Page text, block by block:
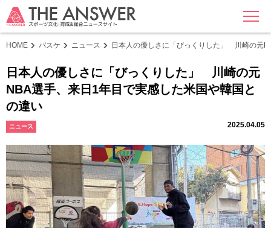
MENU
HOME バスケ ニュース 日本人の優しさに「びっくりした」 川崎の元
日本人の優しさに「びっくりした」 川崎の元
NBA選手、来日1年目で実感した米国や韓国と
の違い
ニュース 2025.04.05